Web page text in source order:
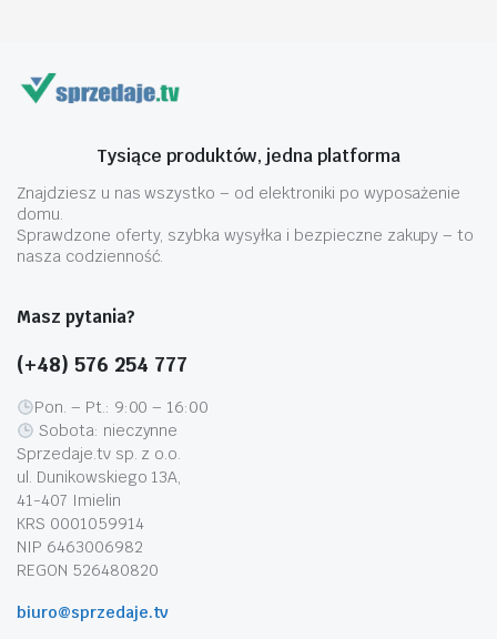
Tysiące produktów, jedna platforma
Znajdziesz u nas wszystko – od elektroniki po wyposażenie
domu.
Sprawdzone oferty, szybka wysyłka i bezpieczne zakupy – to
nasza codzienność.
Masz pytania?
(+48) 576 254 777
Pon. – Pt.: 9:00 – 16:00
Sobota: nieczynne
Sprzedaje.tv sp. z o.o.
ul. Dunikowskiego 13A,
41-407 Imielin
KRS 0001059914
NIP 6463006982
REGON 526480820
biuro@sprzedaje.tv